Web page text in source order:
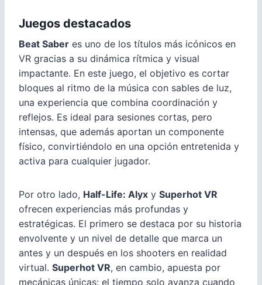
Juegos destacados
Beat Saber es uno de los títulos más icónicos en
VR gracias a su dinámica rítmica y visual
impactante. En este juego, el objetivo es cortar
bloques al ritmo de la música con sables de luz,
una experiencia que combina coordinación y
reflejos. Es ideal para sesiones cortas, pero
intensas, que además aportan un componente
físico, convirtiéndolo en una opción entretenida y
activa para cualquier jugador.
Por otro lado, Half-Life: Alyx y Superhot VR
ofrecen experiencias más profundas y
estratégicas. El primero se destaca por su historia
envolvente y un nivel de detalle que marca un
antes y un después en los shooters en realidad
virtual. Superhot VR, en cambio, apuesta por
mecánicas únicas: el tiempo solo avanza cuando